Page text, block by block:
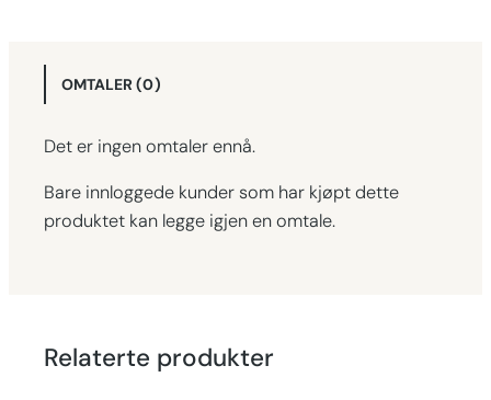
OMTALER (0)
Det er ingen omtaler ennå.
Bare innloggede kunder som har kjøpt dette
produktet kan legge igjen en omtale.
Relaterte produkter